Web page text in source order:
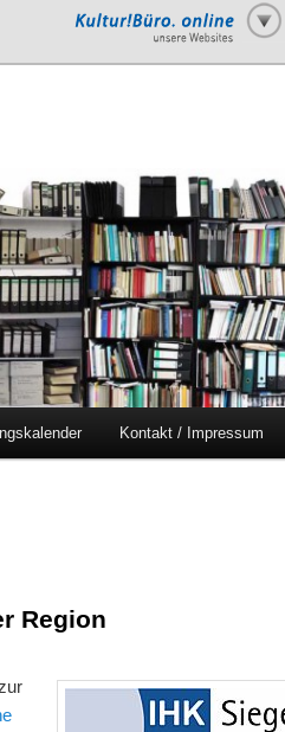
Kontakt / Impressum
Region